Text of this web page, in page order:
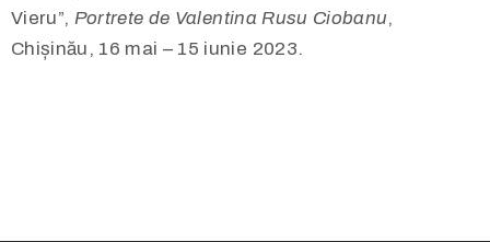
Vieru”, Portrete de Valentina Rusu Ciobanu,
Chișinău, 16 mai – 15 iunie 2023.